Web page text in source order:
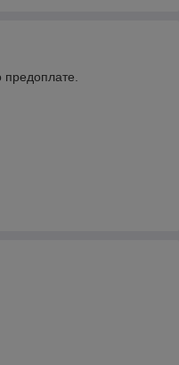
предоплате.